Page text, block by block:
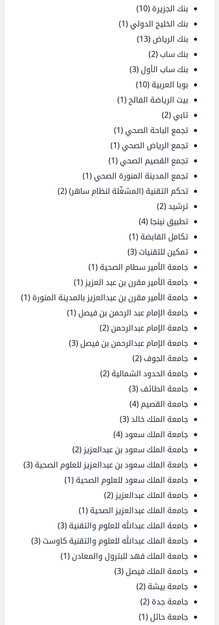
بنك الجزيرة (10)
بنك الخليج الدولي (1)
بنك الرياض (13)
بنك ساب (2)
بنك ساب الأول (3)
بوبا العربية (10)
بيت الرياضة الفالح (1)
تابي (2)
تجمع الباحة الصحي (1)
تجمع الرياض الصحي (1)
تجمع القصيم الصحي (1)
تجمع المدينة المنورة الصحي (1)
تحكم التقنية (المشغّلة لنظام ساهر)(2)
ترشيد(2)
تطبيق نينجا (4)
تكامل القابضة (1)
تمكين للتقنيات (3)
جامعة الأمير سطام الصحية (1)
جامعة الأمير مقرن بن عبد العزيز (1)
جامعة الأمير مقرن بن عبدالعزيز بالمدينة المنورة (1)
جامعة الإمام عبد الرحمن بن فيصل (1)
جامعة الإمام عبدالرحمن (2)
جامعة الإمام عبدالرحمن بن فيصل (3)
جامعة الجوف (2)
جامعة الحدود الشمالية (2)
جامعة الطائف (3)
جامعة القصيم (4)
جامعة الملك خالد(3)
جامعة الملك سعود(4)
جامعة الملك سعود بن عبدالعزيز (2)
جامعة الملك سعود بن عبدالعزيز للعلوم الصحية (3)
جامعة الملك سعود للعلوم الصحية (1)
جامعة الملك عبدالعزيز (2)
جامعة الملك عبدالعزيز الصحية (1)
جامعة الملك عبدالله للعلوم والتقنية (3)
جامعة الملك عبدالله للعلوم والتقنية كاوست (3)
جامعة الملك فهد للبترول والمعادن (1)
جامعة الملك فيصل (3)
جامعة بيشة (2)
جامعة جدة (2)
جامعة حائل (1)